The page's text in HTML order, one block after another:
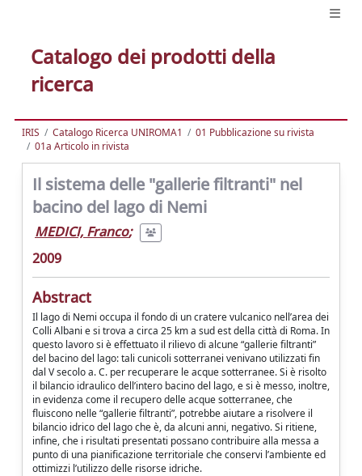
Catalogo dei prodotti della
ricerca
IRIS Catalogo Ricerca UNIROMA1
01 Pubblicazione su rivista
01a Articolo in rivista
Il sistema delle "gallerie filtranti" nel
bacino del lago di Nemi
MEDICI, Franco;
2009
Abstract
Il lago di Nemi occupa il fondo di un cratere vulcanico nell’area dei
Colli Albani e si trova a circa 25 km a sud est della città di Roma. In
questo lavoro si è effettuato il rilievo di alcune “gallerie filtranti”
del bacino del lago: tali cunicoli sotterranei venivano utilizzati fin
dal V secolo a. C. per recuperare le acque sotterranee. Si è risolto
il bilancio idraulico dell’intero bacino del lago, e si è messo, inoltre,
in evidenza come il recupero delle acque sotterranee, che
fluiscono nelle “gallerie filtranti”, potrebbe aiutare a risolvere il
bilancio idrico del lago che è, da alcuni anni, negativo. Si ritiene,
infine, che i risultati presentati possano contribuire alla messa a
punto di una pianificazione territoriale che conservi l’ambiente ed
ottimizzi l’utilizzo delle risorse idriche.